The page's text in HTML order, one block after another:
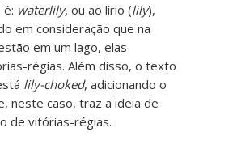
é: waterlily, ou ao lírio (lily),
em consideração que na
em um lago, elas
régias. Além disso, o texto
lily-choked, adicionando o
neste caso, traz a ideia de
de vitórias-régias.